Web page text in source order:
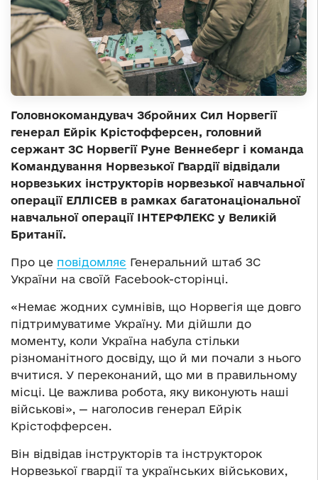
Головнокомандувач Збройних Сил Норвегії
генерал Ейрік Крістофферсен, головний
сержант ЗС Норвегії Руне Веннеберг і команда
Командування Норвезької Гвардії відвідали
норвезьких інструкторів норвезької навчальної
операції ЕЛЛІСЕВ в рамках багатонаціональної
навчальної операції ІНТЕРФЛЕКС у Великій
Британії.
Про це повідомляє Генеральний штаб ЗС
України на своїй Facebook-сторінці.
«Немає жодних сумнівів, що Норвегія ще довго
підтримуватиме Україну. Ми дійшли до
моменту, коли Україна набула стільки
різноманітного досвіду, що й ми почали з нього
вчитися. У переконаний, що ми в правильному
місці. Це важлива робота, яку виконують наші
військові», — наголосив генерал Ейрік
Крістофферсен.
Він відвідав інструкторів та інструкторок
Норвезької гвардії та українських військових,